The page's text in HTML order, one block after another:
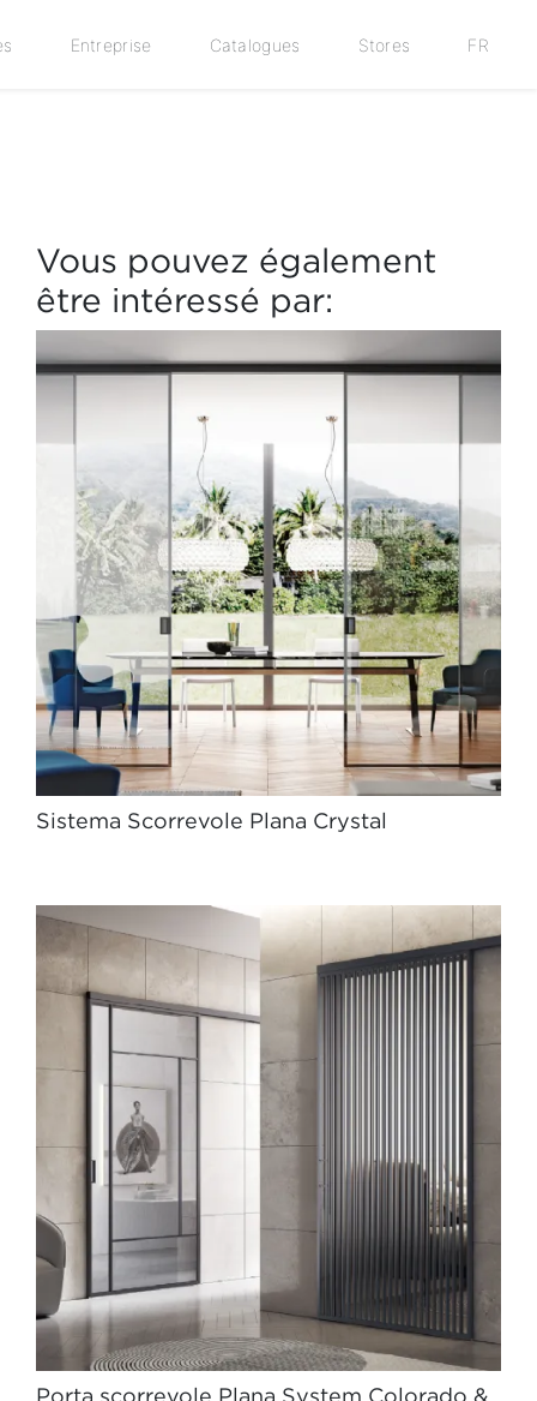
Entreprise Catalogues Stores FR
Vous pouvez également
être intéressé par:
Sistema Scorrevole Plana Crystal
Porta scorrevole Plana System Colorado &